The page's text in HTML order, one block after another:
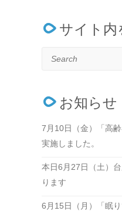
サイト内
Search
お知らせ
7月10日（金）「高
実施しました。
本日6月27日（土）
ります
6月15日（月）「眠